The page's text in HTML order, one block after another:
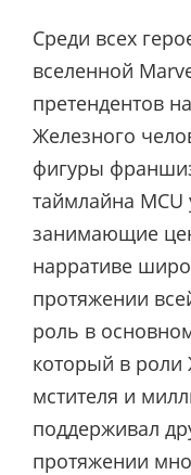
Среди всех
вселенной
претендентов
Железного
фигуры
таймлайна
занимающие
нарративе
протяжении
роль в
который в роли
мстителя и
поддерживал
протяжении